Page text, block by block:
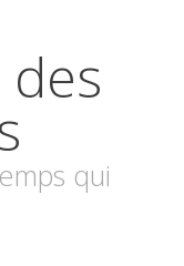
qui